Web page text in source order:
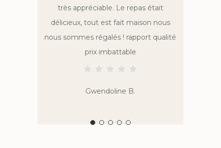
restaurant avec vue imprenable sur le
golf est une très bonne adresse. Une
cuisine brasserie qui propose une
carte simple mais suffisente. De bons
les mets que nous avons apprécié. Le
bien espacées. Je recommande.